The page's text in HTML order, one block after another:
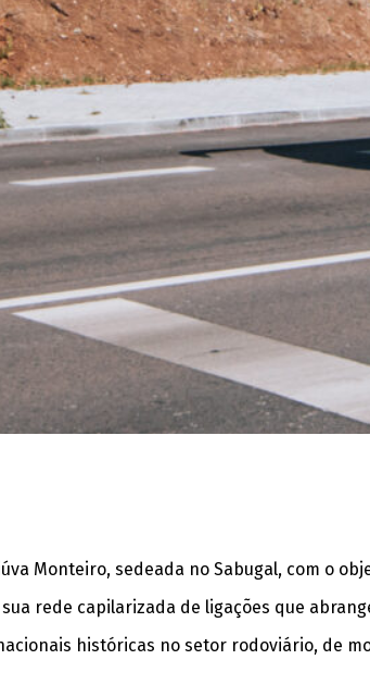
Monteiro, sedeada no Sabugal, com o
rede capilarizada de ligações que
históricas no setor rodoviário, de